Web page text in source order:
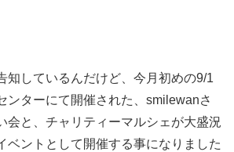
知しているんだけど、今月初めの9/1
ンターにて開催された、smilewanさ
会と、チャリティーマルシェが大盛況
ベントとして開催する事になりました